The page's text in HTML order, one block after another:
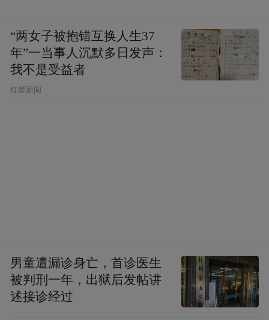
“两女子被抱错互换人生37
年”一当事人沉默多日发声：
我不是受益者
红星新闻
男童遭漏诊身亡，首诊医生
被判刑一年，出狱后发帖讲
述接诊经过